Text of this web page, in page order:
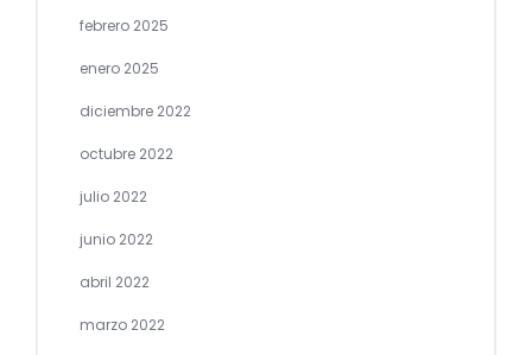
febrero 2025
enero 2025
diciembre 2022
octubre 2022
julio 2022
junio 2022
abril 2022
marzo 2022